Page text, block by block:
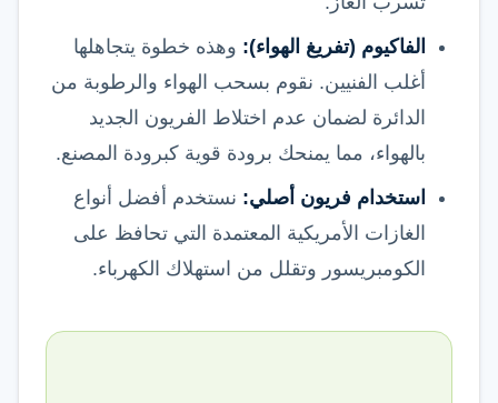
الفاكيوم (تفريغ الهواء): وهذه خطوة يتجاهلها
أغلب الفنيين. نقوم بسحب الهواء والرطوبة من
الدائرة لضمان عدم اختلاط الفريون الجديد
بالهواء، مما يمنحك برودة قوية كبرودة المصنع.
استخدام فريون أصلي: نستخدم أفضل أنواع
الغازات الأمريكية المعتمدة التي تحافظ على
الكومبريسور وتقلل من استهلاك الكهرباء.